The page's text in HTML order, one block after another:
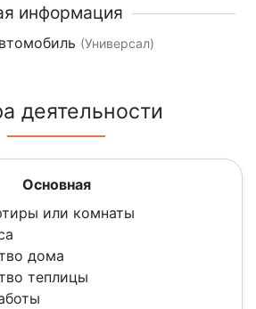
информация
(Универсал)
деятельности
Основная
или комнаты
дома
теплицы